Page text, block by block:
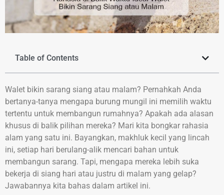
Table of Contents
Walet bikin sarang siang atau malam? Pernahkah Anda
bertanya-tanya mengapa burung mungil ini memilih waktu
tertentu untuk membangun rumahnya? Apakah ada alasan
khusus di balik pilihan mereka? Mari kita bongkar rahasia
alam yang satu ini. Bayangkan, makhluk kecil yang lincah
ini, setiap hari berulang-alik mencari bahan untuk
membangun sarang. Tapi, mengapa mereka lebih suka
bekerja di siang hari atau justru di malam yang gelap?
Jawabannya kita bahas dalam artikel ini.